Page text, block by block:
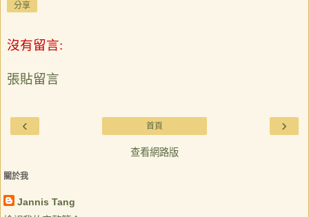
分享
沒有留言:
張貼留言
‹ ›
首頁
查看網路版
關於我
Jannis Tang